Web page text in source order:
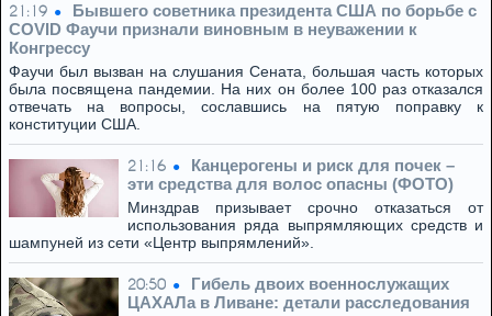
21:19
Бывшего советника президента США по борьбе с
COVID Фаучи признали виновным в неуважении к
Конгрессу
Фаучи был вызван на слушания Сената, большая часть которых
была посвящена пандемии. На них он более 100 раз отказался
отвечать на вопросы, сославшись на пятую поправку к
конституции США.
21:16
Канцерогены и риск для почек –
эти средства для волос опасны (ФОТО)
Минздрав призывает срочно отказаться от
использования ряда выпрямляющих средств и
шампуней из сети «Центр выпрямлений».
20:50
Гибель двоих военнослужащих
ЦАХАЛа в Ливане: детали расследования